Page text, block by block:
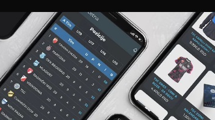
NEWS GALERIJE A TIM ČLANSTVO